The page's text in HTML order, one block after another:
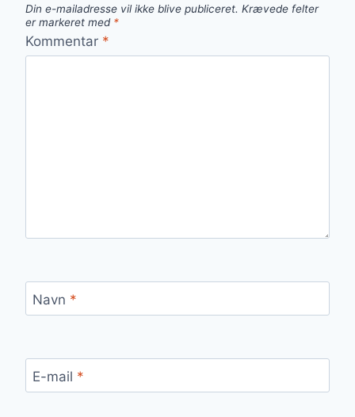
Din e-mailadresse vil ikke blive publiceret. Krævede felter
er markeret med *
Kommentar *
Navn *
E-mail *